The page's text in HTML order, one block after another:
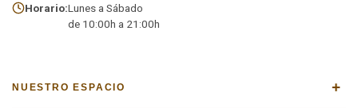
Horario:Lunes a Sábado
de 10:00h a 21:00h
NUESTRO ESPACIO +